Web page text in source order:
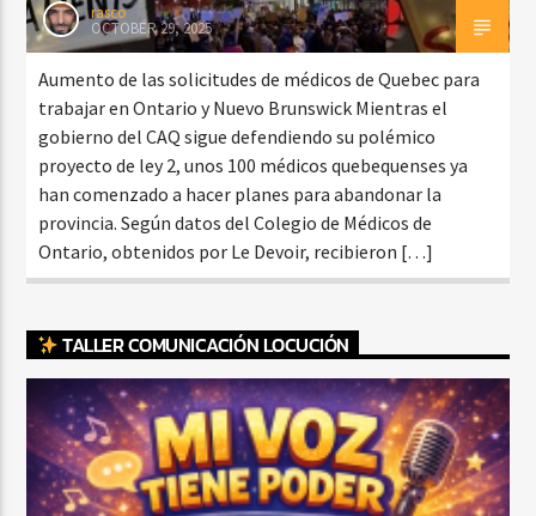
rasco
OCTOBER 29, 2025
Aumento de las solicitudes de médicos de Quebec para
trabajar en Ontario y Nuevo Brunswick Mientras el
gobierno del CAQ sigue defendiendo su polémico
proyecto de ley 2, unos 100 médicos quebequenses ya
han comenzado a hacer planes para abandonar la
provincia. Según datos del Colegio de Médicos de
Ontario, obtenidos por Le Devoir, recibieron […]
TALLER COMUNICACIÓN LOCUCIÓN